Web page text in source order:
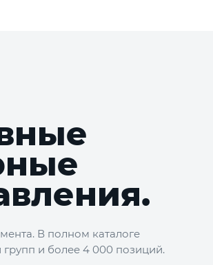
В полном каталоге
групп и более 4 000 позиций.